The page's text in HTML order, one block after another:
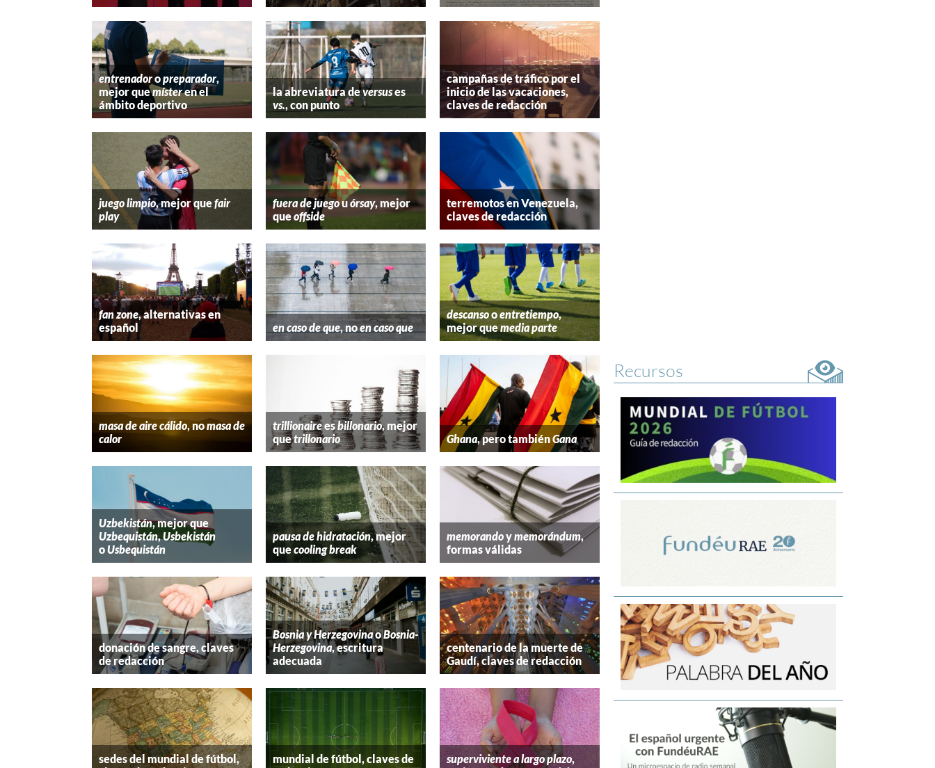
entrenadoropreparador,
mejor quemísteren el
ámbito deportivo
la abreviatura deversuses
vs., con punto
campañas de tráfico por el
inicio de las vacaciones,
claves de redacción
juego limpio, mejor quefair
play
fuera de juegouórsay, mejor
queoffside
terremotos en Venezuela,
claves de redacción
fan zone, alternativas en
español
en caso de que, noen caso que
descansooentretiempo,
mejor quemedia parte
masa de aire cálido, nomasa de
calor
trillionaireesbillonario, mejor
quetrillonario Ghana, pero tambiénGana
Uzbekistán, mejor que
Uzbequistán,Usbekistán
oUsbequistán
pausa de hidratación, mejor
quecooling break
memorandoymemorándum,
formas válidas
donación de sangre, claves
de redacción
Bosnia y HerzegovinaoBosnia-
Herzegovina, escritura
adecuada
centenario de la muerte de
Gaudí, claves de redacción
sedes del mundial de fútbol,
mundial de fútbol, claves de
superviviente a largo plazo,
Recursos